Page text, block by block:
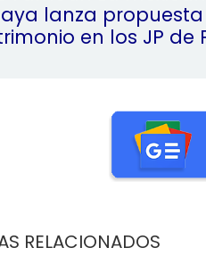
lanza
en los JP de
RELACIONADOS